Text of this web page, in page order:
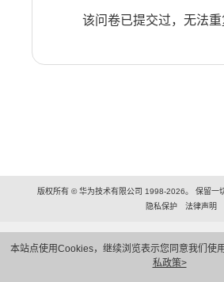
本站点使用Cookies，继续浏览表示您同意我们使
私政策>
该问卷已提交过，无法重
版权所有 © 华为技术有限公司 1998-2026。 保留一
隐私保护
法律声明